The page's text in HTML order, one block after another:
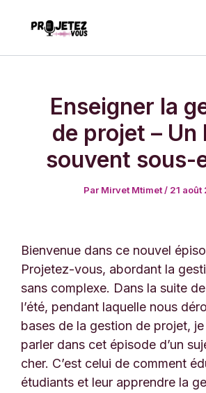
Enseigner la
de projet – Un
souvent sous-
Par Mirvet Mtimet / 21 août
Bienvenue dans ce nouvel
Projetez-vous, abordant la
sans complexe. Dans la suite
l’été, pendant laquelle nous
bases de la gestion de projet,
parler dans cet épisode d’un
cher. C’est celui de comment
étudiants et leur apprendre la